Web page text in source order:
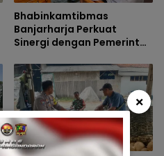
Bhabinkamtibmas
Banjarharja Perkuat
Sinergi dengan Pemerintah
Kamtibmas Kondusif
Polsek Kalipucang
×